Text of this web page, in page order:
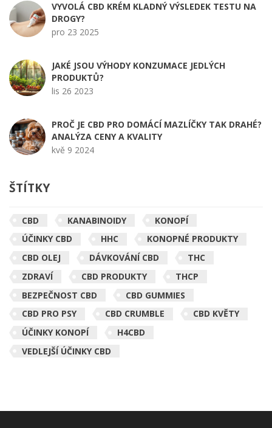
VYVOLÁ CBD KRÉM KLADNÝ VÝSLEDEK TESTU NA
DROGY?
pro 23 2025
JAKÉ JSOU VÝHODY KONZUMACE JEDLÝCH
PRODUKTŮ?
lis 26 2023
PROČ JE CBD PRO DOMÁCÍ MAZLÍČKY TAK DRAHÉ?
ANALÝZA CENY A KVALITY
kvě 9 2024
ŠTÍTKY
CBD KANABINOIDY
KONOPÍ
ÚČINKY CBD
HHC
KONOPNÉ PRODUKTY
CBD OLEJ
DÁVKOVÁNÍ CBD
THC
ZDRAVÍ
CBD PRODUKTY
THCP
BEZPEČNOST CBD
CBD GUMMIES
CBD PRO PSY
CBD CRUMBLE
CBD KVĚTY
ÚČINKY KONOPÍ
H4CBD
VEDLEJŠÍ ÚČINKY CBD